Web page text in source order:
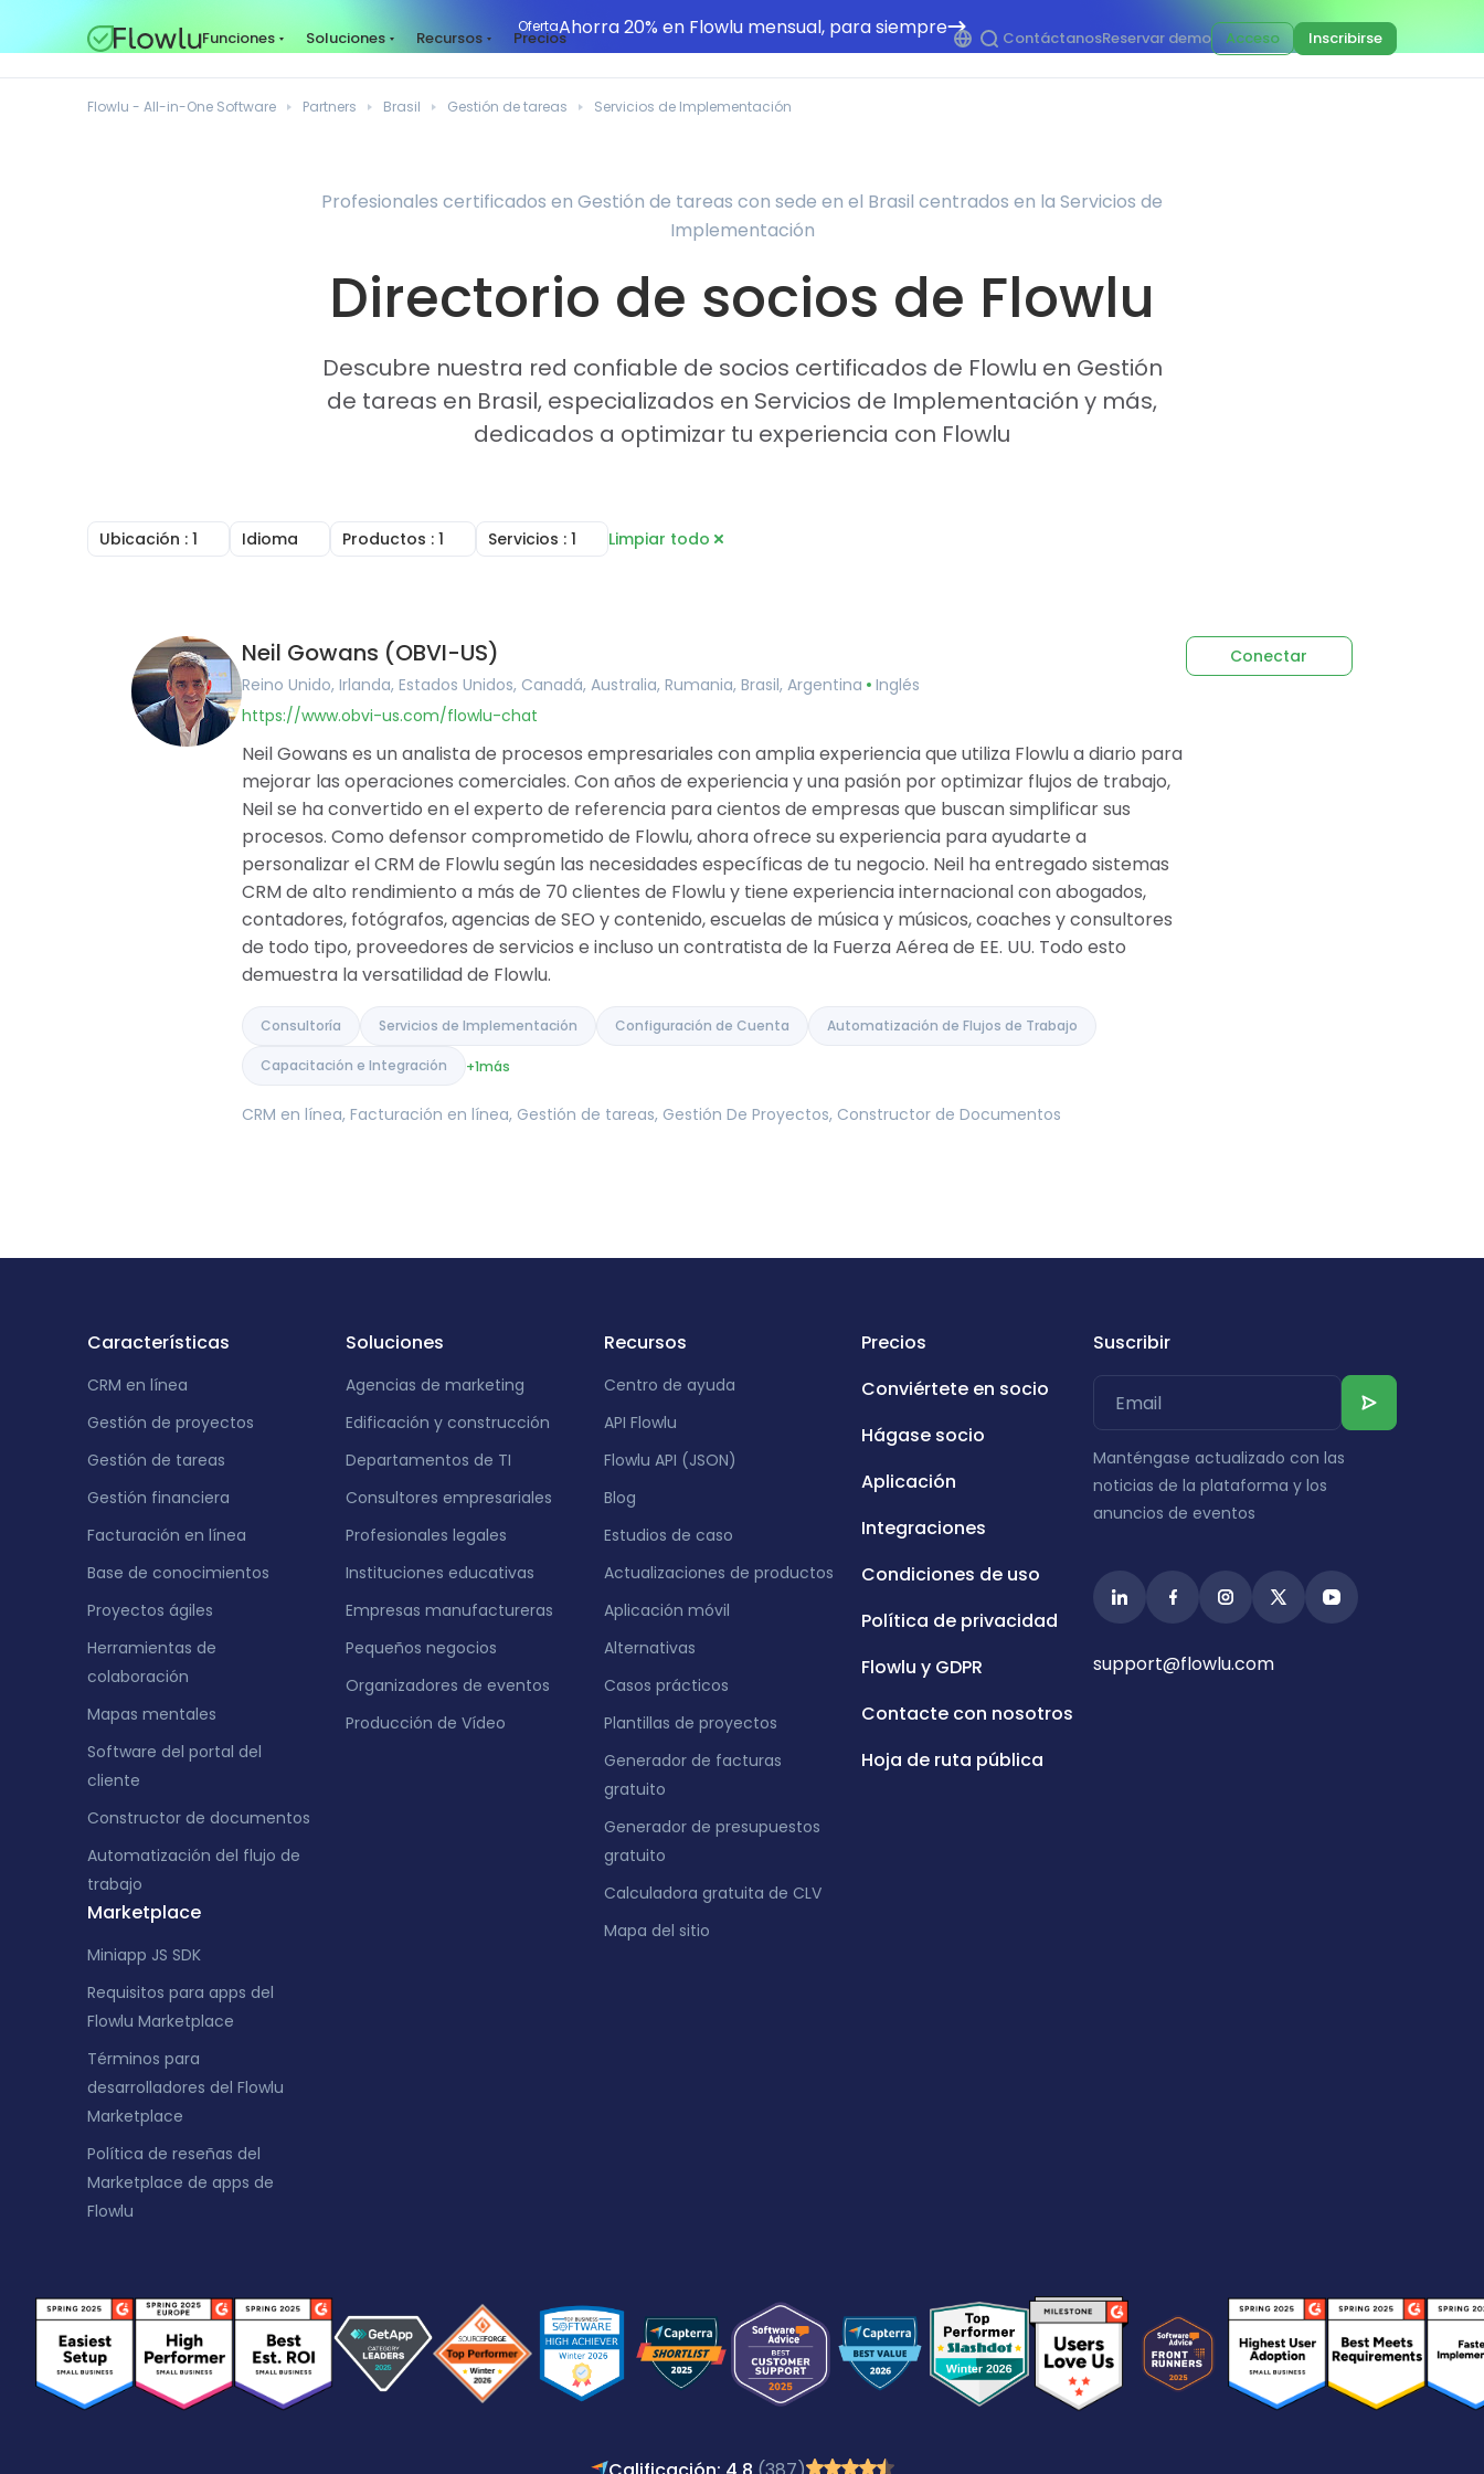
OfertaAhorra 20% en Flowlu mensual, para siempre
Funciones Soluciones Recursos Precios ContáctanosReservar demo Acceso Inscribirse
Flowlu - All-in-One Software Partners Brasil Gestión de tareas Servicios de Implementación
Profesionales certificados en Gestión de tareas con sede en el Brasil centrados en la Servicios de
Implementación
Directorio de socios de Flowlu
Descubre nuestra red confiable de socios certificados de Flowlu en Gestión
de tareas en Brasil, especializados en Servicios de Implementación y más,
dedicados a optimizar tu experiencia con Flowlu
Ubicación : 1
Canadá
Australia
Rumania
Brasil
Argentina
Alemania
Emiratos Árabes Unidos
Arabia Saudita
Idioma
Francés
Alemán
Húngaro
Rumano
Productos : 1
Gestión De Proyectos
Constructor de Documentos
Herramientas de colaboración
Base de Conocimientos
Gestión Financiera
Software de portal de clientes
Agile and Issue Tracker
Mapas Mentales
Servicios : 1
Capacitación e Integración
Servicios de Integración
Migración de Datos
Desarrollo Personalizado
Limpiar todo
Neil Gowans (OBVI-US)
Reino Unido, Irlanda, Estados Unidos, Canadá, Australia, Rumania, Brasil, Argentina Inglés
https://www.obvi-us.com/flowlu-chat
Neil Gowans es un analista de procesos empresariales con amplia experiencia que utiliza Flowlu a diario para
mejorar las operaciones comerciales. Con años de experiencia y una pasión por optimizar flujos de trabajo,
Neil se ha convertido en el experto de referencia para cientos de empresas que buscan simplificar sus
procesos. Como defensor comprometido de Flowlu, ahora ofrece su experiencia para ayudarte a
personalizar el CRM de Flowlu según las necesidades específicas de tu negocio. Neil ha entregado sistemas
CRM de alto rendimiento a más de 70 clientes de Flowlu y tiene experiencia internacional con abogados,
contadores, fotógrafos, agencias de SEO y contenido, escuelas de música y músicos, coaches y consultores
de todo tipo, proveedores de servicios e incluso un contratista de la Fuerza Aérea de EE. UU. Todo esto
demuestra la versatilidad de Flowlu.
Consultoría Servicios de Implementación Configuración de Cuenta Automatización de Flujos de Trabajo
Capacitación e Integración +1más
CRM en línea, Facturación en línea, Gestión de tareas, Gestión De Proyectos, Constructor de Documentos
Conectar
Características
CRM en línea
Gestión de proyectos
Gestión de tareas
Gestión financiera
Facturación en línea
Base de conocimientos
Proyectos ágiles
Herramientas de
colaboración
Mapas mentales
Software del portal del
cliente
Constructor de documentos
Automatización del flujo de
trabajo
Marketplace
Miniapp JS SDK
Requisitos para apps del
Flowlu Marketplace
Términos para
desarrolladores del Flowlu
Marketplace
Política de reseñas del
Marketplace de apps de
Flowlu
Soluciones
Agencias de marketing
Edificación y construcción
Departamentos de TI
Consultores empresariales
Profesionales legales
Instituciones educativas
Empresas manufactureras
Pequeños negocios
Organizadores de eventos
Producción de Vídeo
Recursos
Centro de ayuda
API Flowlu
Flowlu API (JSON)
Blog
Estudios de caso
Actualizaciones de productos
Aplicación móvil
Alternativas
Casos prácticos
Plantillas de proyectos
Generador de facturas
gratuito
Generador de presupuestos
gratuito
Calculadora gratuita de CLV
Mapa del sitio
Precios
Conviértete en socio
Hágase socio
Aplicación
Integraciones
Condiciones de uso
Política de privacidad
Flowlu y GDPR
Contacte con nosotros
Hoja de ruta pública
Suscribir
Manténgase actualizado con las
noticias de la plataforma y los
anuncios de eventos
support@flowlu.com